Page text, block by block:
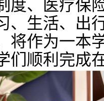
度、 医疗保
、生活、出
将作为一本
们顺利完成